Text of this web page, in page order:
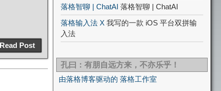
Read Post
落格智聊 | ChatAI 落格智聊 | ChatAI
落格输入法 X 我写的一款 iOS 平台双拼输
入法
孔曰：有朋自远方来，不亦乐乎！
由落格博客驱动的 落格工作室